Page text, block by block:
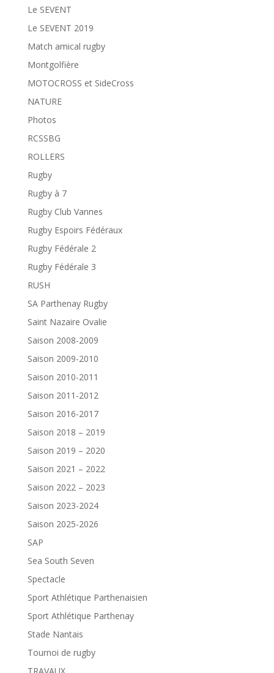
Le SEVENT
Le SEVENT 2019
Match amical rugby
Montgolfière
MOTOCROSS et SideCross
NATURE
Photos
RCSSBG
ROLLERS
Rugby
Rugby à 7
Rugby Club Vannes
Rugby Espoirs Fédéraux
Rugby Fédérale 2
Rugby Fédérale 3
RUSH
SA Parthenay Rugby
Saint Nazaire Ovalie
Saison 2008-2009
Saison 2009-2010
Saison 2010-2011
Saison 2011-2012
Saison 2016-2017
Saison 2018 – 2019
Saison 2019 – 2020
Saison 2021 – 2022
Saison 2022 – 2023
Saison 2023-2024
Saison 2025-2026
SAP
Sea South Seven
Spectacle
Sport Athlétique Parthenaisien
Sport Athlétique Parthenay
Stade Nantais
Tournoi de rugby